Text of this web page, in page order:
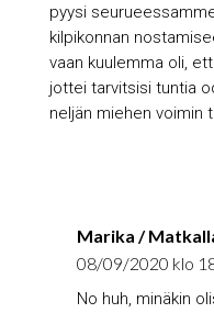
pyysi
kilpikonnan
vaan kuulemma oli,
jottei tarvitsisi tuntia
neljän miehen voimin
Marika /
08/09/2020 klo
No huh, minäkin